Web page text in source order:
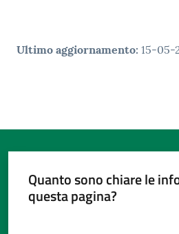
Ultimo aggiornamento: 15-05-
Quanto sono chiare le
questa pagina?